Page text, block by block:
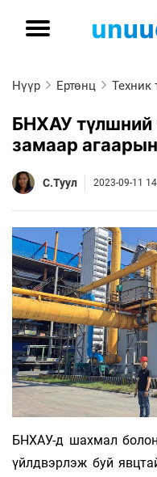
Нүүр Ертөнц Техник
БНХАУ түлшний
замаар
С.Туул 2023-09-11
БНХАУ-д шахмал
үйлдвэрлэж буй